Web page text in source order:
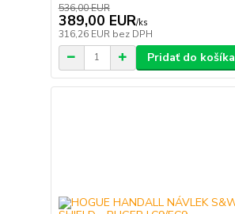
536,00 EUR
389,00 EUR/ks
316,26 EUR bez DPH
Pridať do košíka